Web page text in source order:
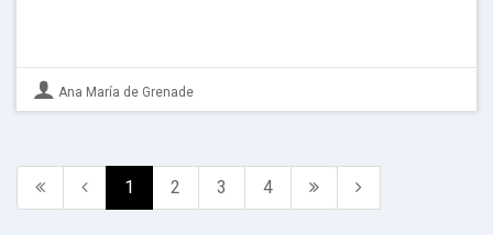
Ana María de Grenade
1 2 3 4